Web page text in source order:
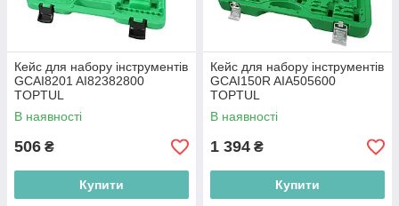
Кейс для набору інструментів
GCAI8201 AI82382800
TOPTUL
В наявності
506 ₴
Купити
Кейс для набору інструментів
GCAI150R AIA505600
TOPTUL
В наявності
1 394 ₴
Купити